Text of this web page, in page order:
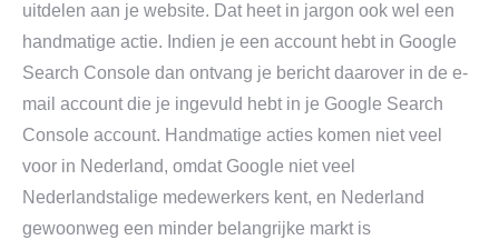
uitdelen aan je website. Dat heet in jargon ook wel een
handmatige actie. Indien je een account hebt in Google
Search Console dan ontvang je bericht daarover in de e-
mail account die je ingevuld hebt in je Google Search
Console account. Handmatige acties komen niet veel
voor in Nederland, omdat Google niet veel
Nederlandstalige medewerkers kent, en Nederland
gewoonweg een minder belangrijke markt is